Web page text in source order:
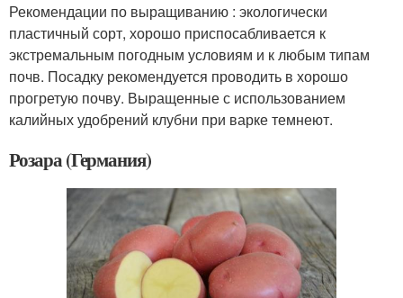
Рекомендации по выращиванию : экологически
пластичный сорт, хорошо приспосабливается к
экстремальным погодным условиям и к любым типам
почв. Посадку рекомендуется проводить в хорошо
прогретую почву. Выращенные с использованием
калийных удобрений клубни при варке темнеют.
Розара (Германия)